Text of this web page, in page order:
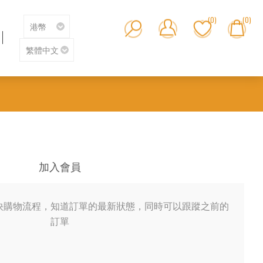
(0) (0)
加入會員
物流程，知道訂單的最新狀態，同時可以跟蹤之前的
訂單